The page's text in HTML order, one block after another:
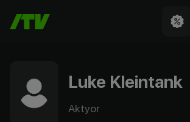
Luke Kleintank
Aktyor